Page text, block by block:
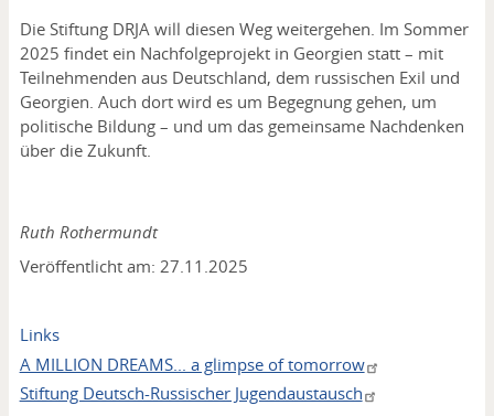
Die Stiftung DRJA will diesen Weg weitergehen. Im Sommer
2025 findet ein Nachfolgeprojekt in Georgien statt – mit
Teilnehmenden aus Deutschland, dem russischen Exil und
Georgien. Auch dort wird es um Begegnung gehen, um
politische Bildung – und um das gemeinsame Nachdenken
über die Zukunft.
Ruth Rothermundt
Veröffentlicht am: 27.11.2025
Links
A MILLION DREAMS... a glimpse of tomorrow
Stiftung Deutsch-Russischer Jugendaustausch